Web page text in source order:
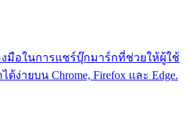
องมือในการแชร์บุ๊กมาร์กที่ช่วยให้ผู้ใช้
ง่ายบน Chrome, Firefox และ Edge.